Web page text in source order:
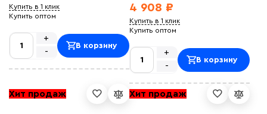
Купить в 1 клик
Купить оптом
-
+
В корзину
4 908 ₽
Купить в 1 клик
Купить оптом
-
+
В корзину
Хит продаж Хит продаж